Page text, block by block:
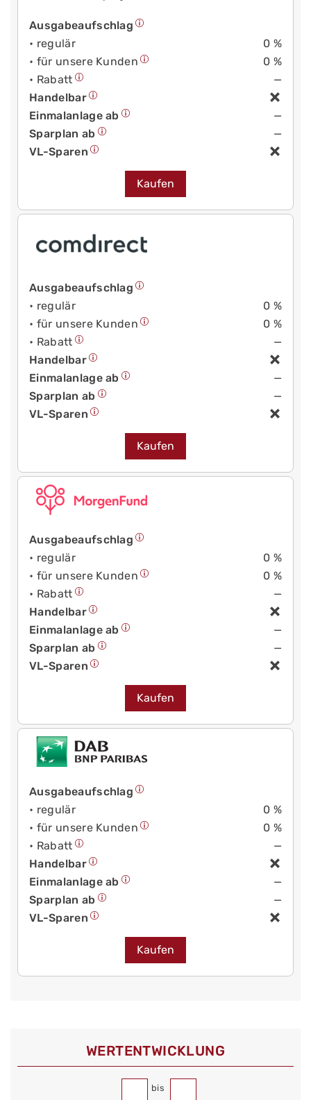
Ausgabeaufschlag
• regulär
0 %
• für unsere Kunden
0 %
• Rabatt
—
Handelbar
Einmalanlage ab
—
Sparplan ab
—
VL-Sparen
Kaufen
Ausgabeaufschlag
• regulär
0 %
• für unsere Kunden
0 %
• Rabatt
—
Handelbar
Einmalanlage ab
—
Sparplan ab
—
VL-Sparen
Kaufen
Ausgabeaufschlag
• regulär
0 %
• für unsere Kunden
0 %
• Rabatt
—
Handelbar
Einmalanlage ab
—
Sparplan ab
—
VL-Sparen
Kaufen
Ausgabeaufschlag
• regulär
0 %
• für unsere Kunden
0 %
• Rabatt
—
Handelbar
Einmalanlage ab
—
Sparplan ab
—
VL-Sparen
Kaufen
WERT­ENTWICKLUNG
bis